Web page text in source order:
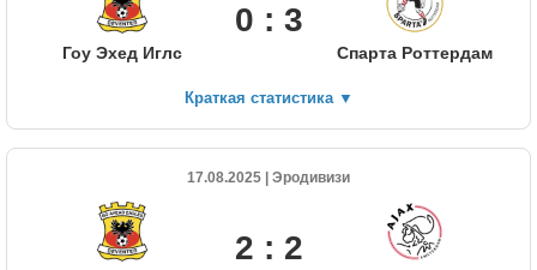
Гоу Эхед Иглс
0 : 3
Спарта Роттердам
Краткая статистика ▼
17.08.2025 | Эродивизи
2 : 2